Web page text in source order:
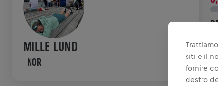
MILLE LUND
NOR
siti e il
fornire
destro